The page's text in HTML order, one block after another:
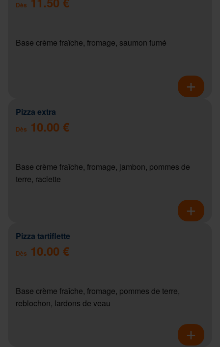
Dès
Base crème fraîche, fromage, saumon fumé
Pizza extra
Dès 10.00 €
Base crème fraîche, fromage, jambon, pommes de
terre, raclette
Pizza tartiflette
Dès 10.00 €
Base crème fraîche, fromage, pommes de terre,
reblochon, lardons de veau